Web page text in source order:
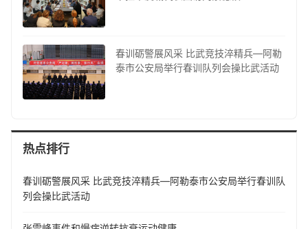
春训砺警展风采 比武竞技淬精兵—阿勒
泰市公安局举行春训队列会操比武活动
热点排行
春训砺警展风采 比武竞技淬精兵—阿勒泰市公安局举行春训队
列会操比武活动